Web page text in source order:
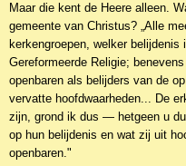
Maar die kent de Heere alleen.
gemeente van Christus? „Alle
kerkengroepen, welker
Gereformeerde Religie;
openbaren als belijders van de
vervatte hoofdwaarheden... De
zijn, grond ik dus — hetgeen u
op hun belijdenis en wat zij uit
openbaren."